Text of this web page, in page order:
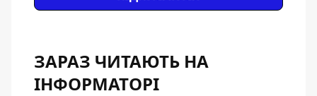
ЗАРАЗ ЧИТАЮТЬ НА
ІНФОРМАТОРІ